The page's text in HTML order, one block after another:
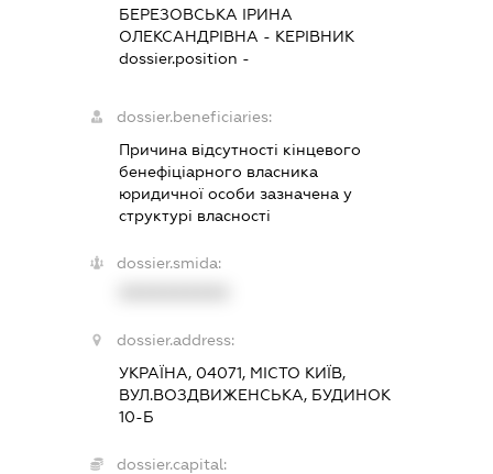
БЕРЕЗОВСЬКА ІРИНА
ОЛЕКСАНДРІВНА - КЕРІВНИК
dossier.position -
dossier.beneficiaries:
Причина відсутності кінцевого
бенефіціарного власника
юридичної особи зазначена у
структурі власності
dossier.smida:
dossier.address:
УКРАЇНА, 04071, МІСТО КИЇВ,
ВУЛ.ВОЗДВИЖЕНСЬКА, БУДИНОК
10-Б
dossier.capital: